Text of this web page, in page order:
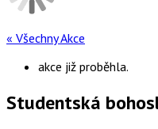
« Všechny Akce
akce již proběhla.
Studentská